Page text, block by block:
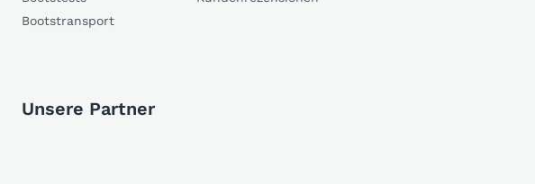
Bootstransport
Unsere Partner